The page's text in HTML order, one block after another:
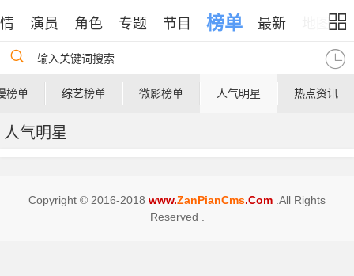
演员 角色 专题 节目 榜单 最新 地图
输入关键词搜索
榜单 综艺榜单 微影榜单 人气明星 热点资讯
人气明星
Copyright © 2016-2018 www.ZanPianCms.Com .All Rights
Reserved .